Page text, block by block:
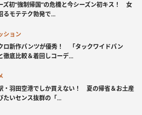
ズ初“強制帰国”の危機と今シーズン初キス！ 女
るモテテク勃発で...
ション
ロ新作パンツが優秀！ 「タックワイドパン
徹底比較＆着回しコーデ...
・羽田空港でしか買えない！ 夏の帰省＆お土産
たいセンス抜群の「...